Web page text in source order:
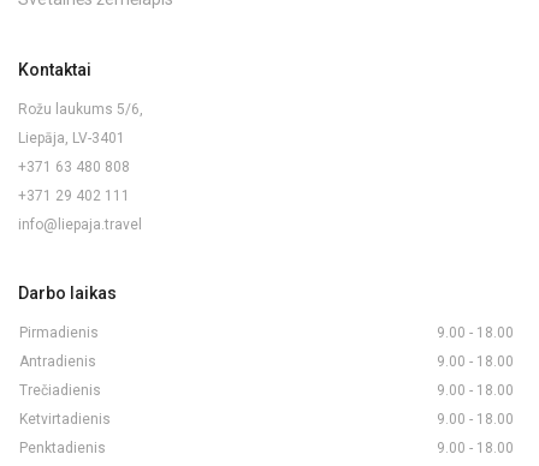
Kontaktai
Rožu laukums 5/6,
Liepāja, LV-3401
+371 63 480 808
+371 29 402 111
info@liepaja.travel
Darbo laikas
Pirmadienis
9.00 - 18.00
Antradienis
9.00 - 18.00
Trečiadienis
9.00 - 18.00
Ketvirtadienis
9.00 - 18.00
Penktadienis
9.00 - 18.00